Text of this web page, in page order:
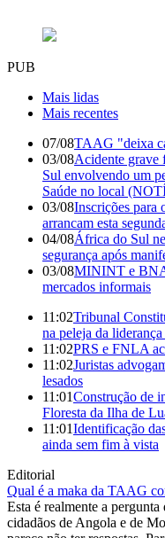
PUB
Mais lidas
Mais recentes
07/08TAAG "deixa
03/08Acidente grave
Sul envolvendo um
Saúde no local
03/08Inscrições para
arrancam esta
04/08África do Sul
segurança após
03/08MININT e
mercados informais
11:02Tribunal
na peleja da
11:02PRS e FNLA
11:02Juristas
lesados
11:01Construção de
Floresta da Ilha de
11:01Identificação
ainda sem fim à vista
Editorial
Qual é a maka da TAAG
Esta é realmente a
cidadãos de Angola e de